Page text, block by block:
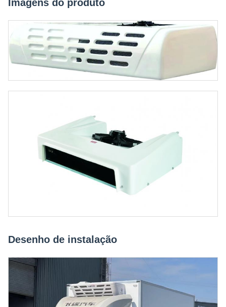
Imagens do produto
Desenho de instalação